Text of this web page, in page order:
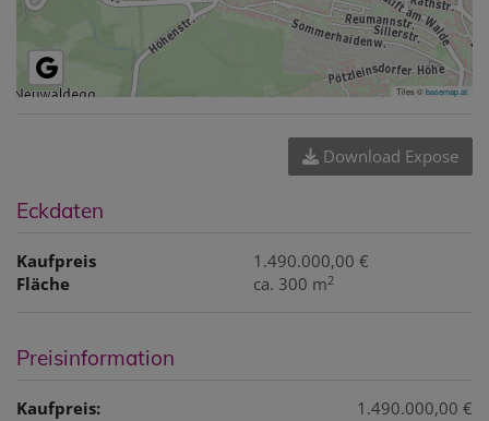
Tiles ©basemap.at
Download Expose
Eckdaten
Kaufpreis
1.490.000,00 €
Fläche
ca. 300 m2
Preisinformation
Kaufpreis: 1.490.000,00 €